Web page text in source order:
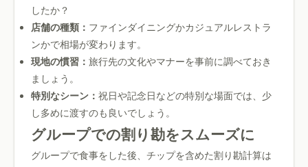
したか？
店舗の種類： ファインダイニングかカジュアルレストラ
ンかで相場が変わります。
現地の慣習： 旅行先の文化やマナーを事前に調べておき
ましょう。
特別なシーン： 祝日や記念日などの特別な場面では、少
し多めに渡すのも良いでしょう。
グループでの割り勘をスムーズに
グループで食事をした後、チップを含めた割り勘計算は